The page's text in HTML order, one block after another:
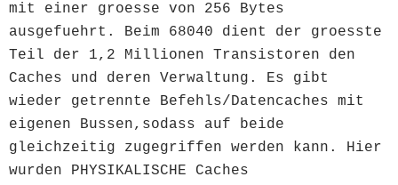
mit einer groesse von 256 Bytes
ausgefuehrt. Beim 68040 dient der groesste
Teil der 1,2 Millionen Transistoren den
Caches und deren Verwaltung. Es gibt
wieder getrennte Befehls/Datencaches mit
eigenen Bussen,sodass auf beide
gleichzeitig zugegriffen werden kann. Hier
wurden PHYSIKALISCHE Caches